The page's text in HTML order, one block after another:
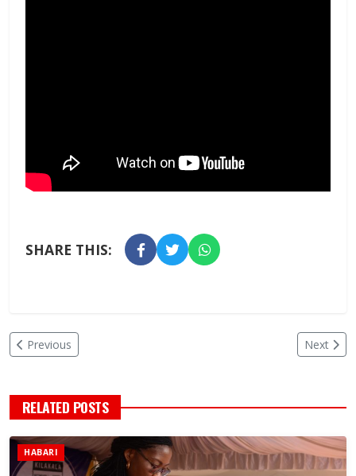
SHARE THIS:
Previous Next
RELATED POSTS
HABARI